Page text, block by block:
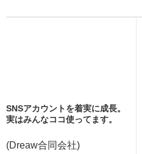
SNSアカウントを着実に成長。
実はみんなココ使ってます。
(Dreaw合同会社)